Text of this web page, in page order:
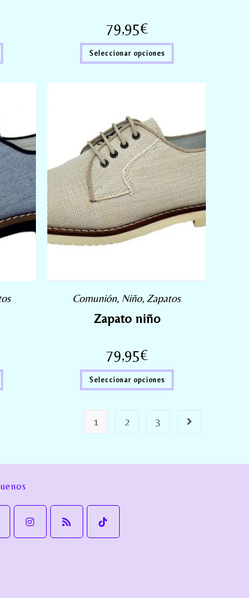
79,95€
Seleccionar opciones
Comunión, Niño,Zapatos
Zapato niño
79,95€
Seleccionar opciones
1 2 3